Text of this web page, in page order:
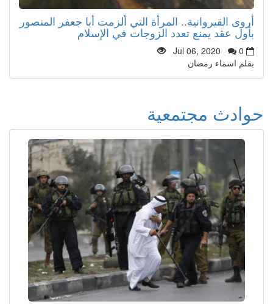
أروى القيروانية.. المرأة التي ألزمت أبا جعفر المنصور
بأول عقد يمنع تعدد الزوجات في الإسلام
Jul 06, 2020
0
بقلم اسماء رمضان
حوادث مجتمعية